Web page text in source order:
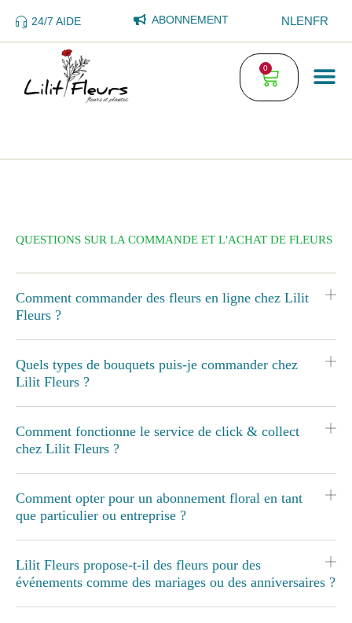
24/7 AIDE ABONNEMENT NLENFR
0
QUESTIONS SUR LA COMMANDE ET L'ACHAT DE FLEURS
Comment commander des fleurs en ligne chez Lilit
Fleurs ?
Quels types de bouquets puis-je commander chez
Lilit Fleurs ?
Comment fonctionne le service de click & collect
chez Lilit Fleurs ?
Comment opter pour un abonnement floral en tant
que particulier ou entreprise ?
Lilit Fleurs propose-t-il des fleurs pour des
événements comme des mariages ou des anniversaires ?